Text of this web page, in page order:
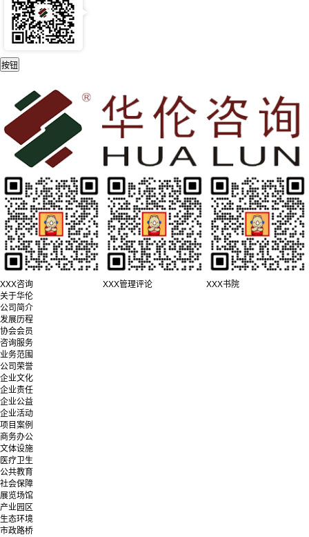
XXX咨询 XXX管理评论
XXX书院
关于华伦
公司简介
发展历程
协会会员
咨询服务
业务范围
公司荣誉
企业文化
企业责任
企业公益
企业活动
项目案例
商务办公
文体设施
医疗卫生
公共教育
社会保障
展览场馆
产业园区
生态环境
市政路桥